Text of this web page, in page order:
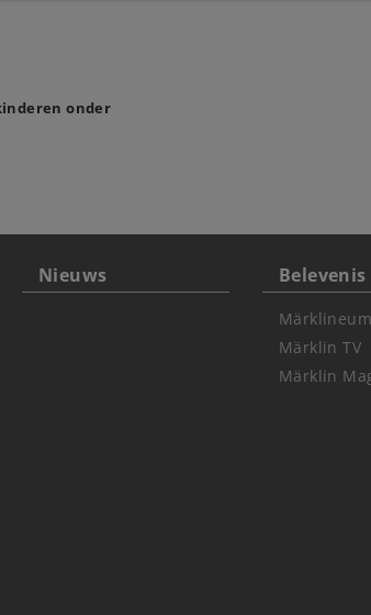
onder
Nieuws Belevenis
Märklineum
Märklin TV
Märklin